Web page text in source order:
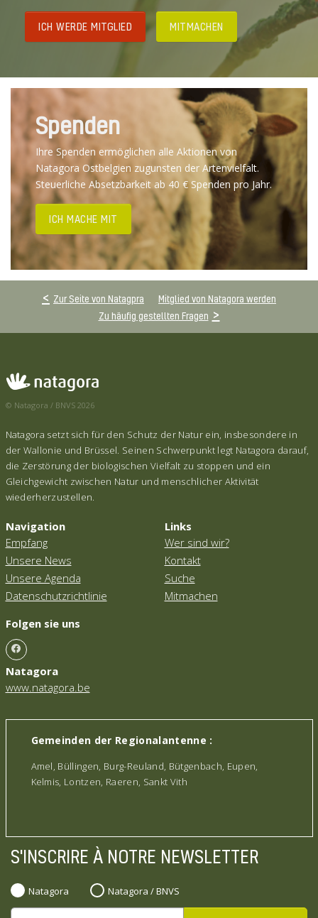
ICH WERDE MITGLIED MITMACHEN
Spenden
Ihre Spenden ermöglichen alle Aktionen von
Natagora Ostbelgien zugunsten der Artenvielfalt.
Steuerliche Absetzbarkeit ab 40 € Spenden pro Jahr.
ICH MACHE MIT
Zur Seite von Natagpra
Mitglied von Natagora werden
Zu häufig gestellten Fragen
© Natagora / BNVS 2026
Natagora setzt sich für den Schutz der Natur ein, insbesondere in
der Wallonie und Brüssel. Seinen Schwerpunkt legt Natagora darauf,
die Zerstörung der biologischen Vielfalt zu stoppen und ein
Gleichgewicht zwischen Natur und menschlicher Aktivität
wiederherzustellen.
Navigation
Empfang
Unsere News
Unsere Agenda
Datenschutzrichtlinie
Links
Wer sind wir?
Kontakt
Suche
Mitmachen
Folgen sie uns
Natagora
www.natagora.be
Gemeinden der Regionalantenne :
Amel, Büllingen, Burg-Reuland, Bütgenbach, Eupen,
Kelmis, Lontzen, Raeren, Sankt Vith
S'INSCRIRE À NOTRE NEWSLETTER
Natagora Natagora / BNVS